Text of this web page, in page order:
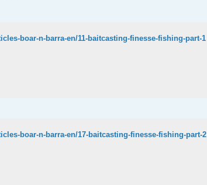
boar-n-barra-en/11-baitcasting-finesse-fishing-part-1
boar-n-barra-en/17-baitcasting-finesse-fishing-part-2